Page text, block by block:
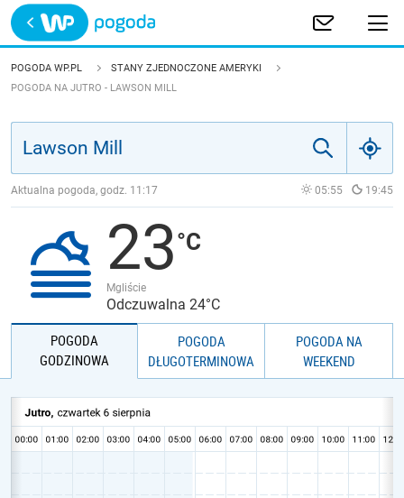
Trwa ładowanie
POLSKA
JAKOŚĆ POWIETRZA
POGODA WP.PL
STANY ZJEDNOCZONE AMERYKI
POGODA NA JUTRO - LAWSON MILL
Aktualna pogoda, godz. 11:17 05:55 19:45
23
Mgliście
Odczuwalna 24°C
POGODA
GODZINOWA
POGODA
DŁUGOTERMINOWA
POGODA NA
WEEKEND